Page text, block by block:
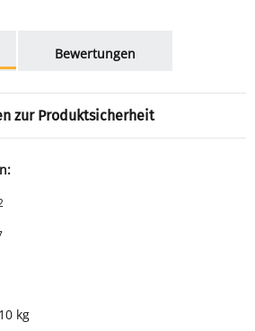
Bewertungen
zur Produktsicherheit
kg